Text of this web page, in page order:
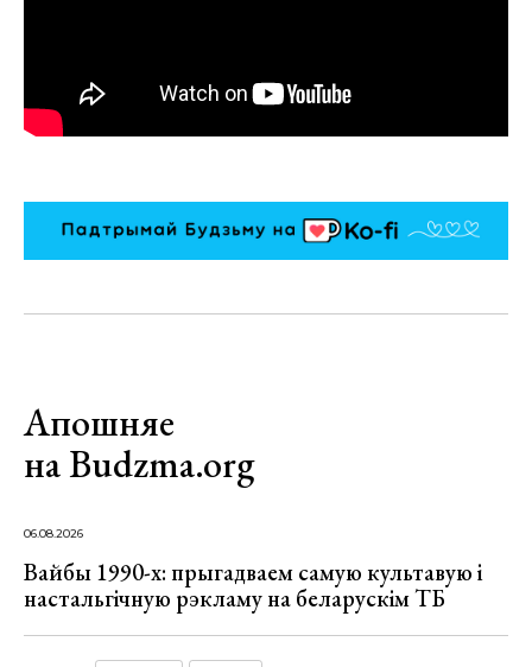
Апошняе
на Budzma.org
06.08.2026
Вайбы 1990-х: прыгадваем самую культавую і
настальгічную рэкламу на беларускім ТБ